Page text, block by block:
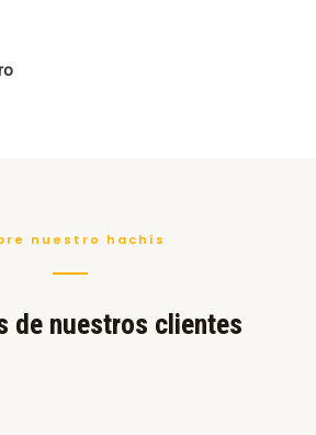
nuestro hachís
de nuestros clientes